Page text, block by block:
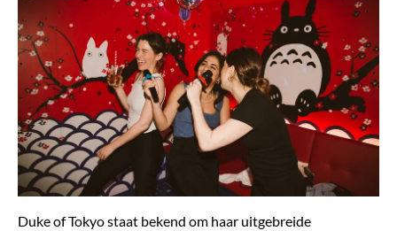
Duke of Tokyo staat bekend om haar uitgebreide